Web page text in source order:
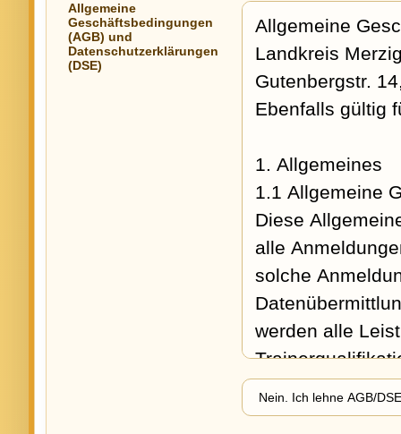
Allgemeine
Geschäftsbedingungen
(AGB) und
Datenschutzerklärungen
(DSE)